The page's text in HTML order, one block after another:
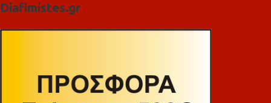
Diafimistes.gr